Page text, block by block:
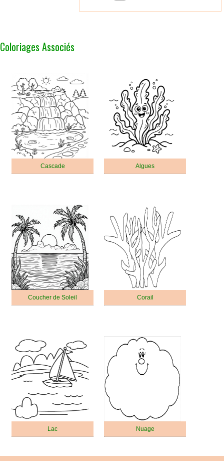
Coloriages Associés
Cascade Algues
Coucher de Soleil Corail
Lac Nuage